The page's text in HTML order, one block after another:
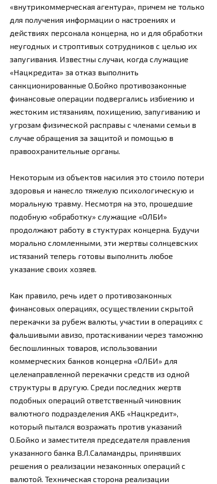
«внутрикоммерческая агентура», причем не только
для получения информации о настроениях и
действиях персонала концерна, но и для обработки
неугодных и строптивых сотрудников с целью их
запугивания. Известны случаи, когда служащие
«Нацкредита» за отказ выполнить
санкционированные О.Бойко противозаконные
финансовые операции подвергались избиению и
жестоким истязаниям, похищению, запугиванию и
угрозам физической расправы с членами семьи в
случае обращения за защитой и помощью в
правоохранительные органы.
Некоторым из объектов насилия это стоило потери
здоровья и нанесло тяжелую психологическую и
моральную травму. Несмотря на это, прошедшие
подобную «обработку» служащие «ОЛБИ»
продолжают работу в стуктурах концерна. Будучи
морально сломленными, эти жертвы солнцевских
истязаний теперь готовы выполнить любое
указание своих хозяев.
Как правило, речь идет о противозаконных
финансовых операциях, осуществлении скрытой
перекачки за рубеж валюты, участии в операциях с
фальшивыми авизо, протаскивании через таможню
беспошлинных товаров, использовании
коммерческих банков концерна «ОЛБИ» для
целенаправленной перекачки средств из одной
структуры в другую. Среди последних жертв
подобных операций ответственный чиновник
валютного подразделения АКБ «Нацкредит»,
который пытался возражать против указаний
О.Бойко и заместителя председателя правления
указанного банка В.Л.Саламандры, принявших
решения о реализации незаконных операций с
валютой. Техническая сторона реализации